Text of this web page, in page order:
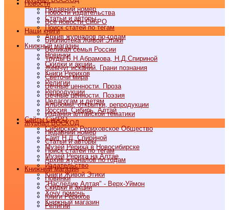
Недавний номер
Статьи и авторы
Поиск статей по тегам
Архив журналов по годам
Книжный магазин
Новинки
Скидки и акции
Книги Рерихов
Религии
Репродукции
Педагогам и детям
Россия, Сибирь, Алтай
Cайты СибРО
Сибирское Рериховское Общество
Сайт Н.Д. Спириной
Музей Рериха в Новосибирске
Музей Рериха на Алтае
Издательство
Книги Живой Этики
"Наследие Алтая" - Верх-Уймон
Хочу помочь
Книжный магазин
Новости
Новости издательства
Все новости СибРО
Наши книги
Библиотека Живой Этики
Великая семья России
Труды Б.Н.Абрамова, Н.Д.Спириной
Жемчуг исканий. Грани познания
Светочи мира
Вечные ценности. Проза
Вечные ценности. Поэзия
Альбомы, открытки, репродукции
Издания алтайской тематики
Журнал ВОСХОД
Недавний номер
Статьи и авторы
Поиск статей по тегам
Архив журналов по годам
Книжный магазин
Новинки
Скидки и акции
Книги Рерихов
Религии